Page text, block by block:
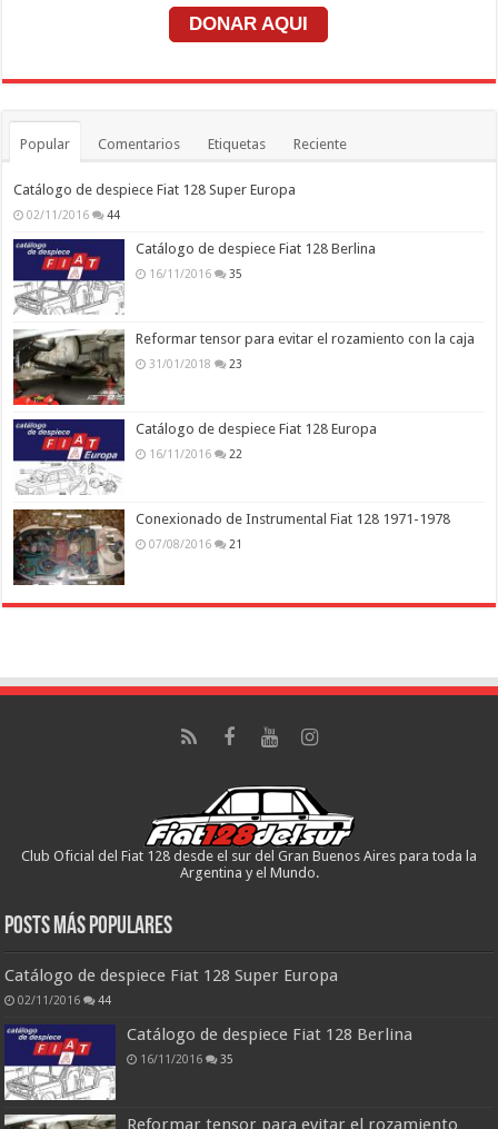
DONAR AQUI
Popular Comentarios Etiquetas Reciente
Catálogo de despiece Fiat 128 Super Europa
02/11/2016 44
Catálogo de despiece Fiat 128 Berlina
16/11/2016 35
Reformar tensor para evitar el rozamiento con la caja
31/01/2018 23
Catálogo de despiece Fiat 128 Europa
16/11/2016 22
Conexionado de Instrumental Fiat 128 1971-1978
07/08/2016 21
Club Oficial del Fiat 128 desde el sur del Gran Buenos Aires para toda la
Argentina y el Mundo.
Posts más populares
Catálogo de despiece Fiat 128 Super Europa
02/11/2016 44
Catálogo de despiece Fiat 128 Berlina
16/11/2016 35
Reformar tensor para evitar el rozamiento